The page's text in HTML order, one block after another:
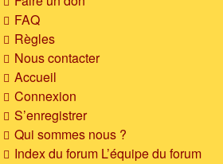
FAQ
Règles
Nous contacter
Accueil
Connexion
S’enregistrer
Qui sommes nous ?
Index du forum L’équipe du forum